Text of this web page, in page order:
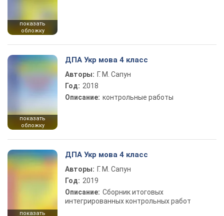
показать
обложку
показать
обложку
ДПА Укр мова 4 класс
Авторы: Г. М. Сапун
Год: 2018
Описание: контрольные работы
показать
ДПА Укр мова 4 класс
Авторы: Г. М. Сапун
Год: 2019
Описание: Сборник итоговых
интегрированных контрольных работ